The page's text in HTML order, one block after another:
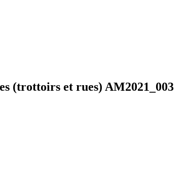
(trottoirs et rues) AM2021_003